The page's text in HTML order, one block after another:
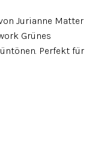
Jurianne Matter
Grünes
Perfekt für